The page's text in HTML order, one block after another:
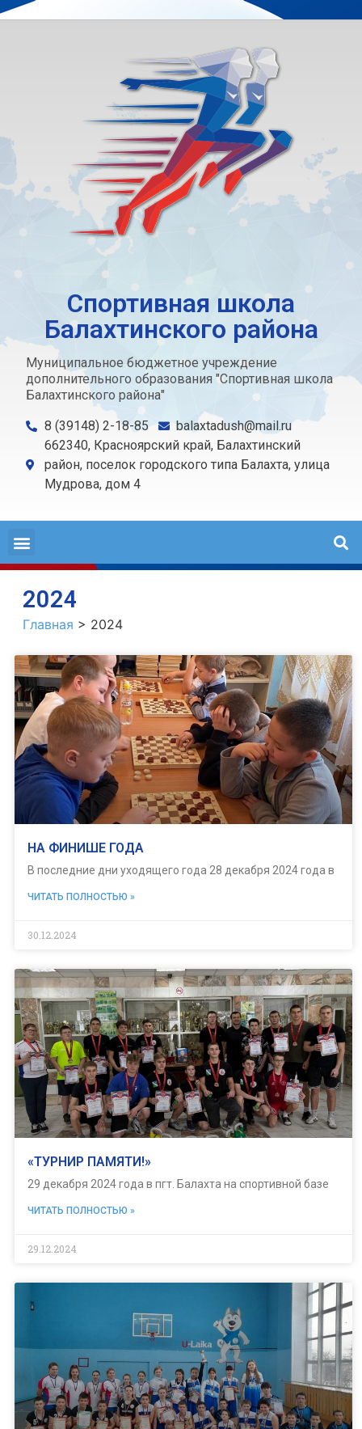
Спортивная школа
Балахтинского района
Муниципальное бюджетное учреждение
дополнительного образования "Спортивная школа
Балахтинского района"
8 (39148) 2-18-85
balaxtadush@mail.ru
662340, Красноярский край, Балахтинский
район, поселок городского типа Балахта, улица
Мудрова, дом 4
2024
Главная > 2024
НА ФИНИШЕ ГОДА
В последние дни уходящего года 28 декабря 2024 года в
ЧИТАТЬ ПОЛНОСТЬЮ »
30.12.2024
«ТУРНИР ПАМЯТИ!»
29 декабря 2024 года в пгт. Балахта на спортивной базе
ЧИТАТЬ ПОЛНОСТЬЮ »
29.12.2024